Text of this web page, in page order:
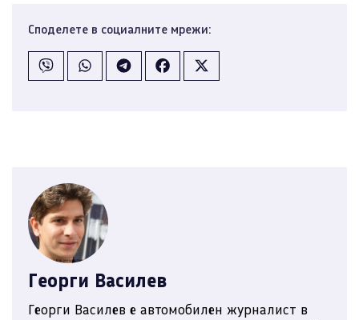
Споделете в социалните мрежи:
Георги Василев
Георги Василев е автомобилен журналист в